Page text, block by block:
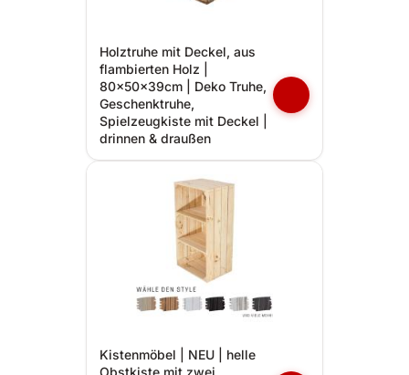
Holztruhe mit Deckel, aus
flambierten Holz |
80x50x39cm | Deko Truhe,
Geschenktruhe,
Spielzeugkiste mit Deckel |
drinnen & draußen
Kistenmöbel | NEU | helle
Obstkiste mit zwei